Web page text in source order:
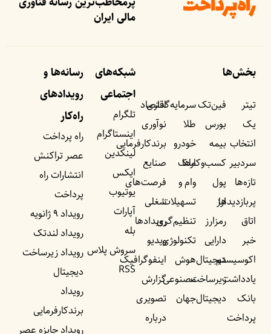
مالی ایران
بخش‌ها
تیتر
یک
انتخاب
سردبیر
تازه‌ها
پربازدید‌ها
اتاق
خبر
اکوسیستم
یادداشت‌
بانک
پرداخت
فین‌تک
بورس
بیمه
کسب‌وکار‌ها
پول
ارز
رمزارز
دارایی
دیجیتال
زیرساخت
دیجیتال
سرمایه‌گذاری
طلا
خودرو
ملک
وام و
تسهیلات
تنظیم‌گری
تکنولوژی
هوش
مصنوعی
جهان
اقتصاد
نوآوری
برندکارفرمایی
صنایع
فرصت‌های
شغلی
رویداد‌ها
ویدیو
اینفوگرافیک
گزارش
تصویری
درباره
شبکه‌های
اجتماعی
تلگرام
اینستاگرام
لینکدین
ایکس
یوتیوب
آپارات
بله
سروش پلاس
RSS
رسانه‌ها و
رویداد‌های
راه‌کار
راه پرداخت
عصر تراکنش
انتشارات راه
پرداخت
رویداد ۹ ژانویه
رویداد لندتک
رویداد زیرساخت
دیجیتال
رویداد
برندکارفرمایی
رویداد جایزه عصر